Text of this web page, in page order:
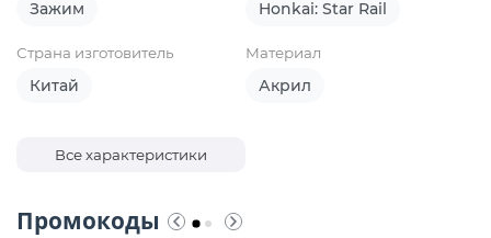
Зажим Honkai: Star Rail
Страна изготовитель
Китай
Материал
Акрил
Все характеристики
Промокоды